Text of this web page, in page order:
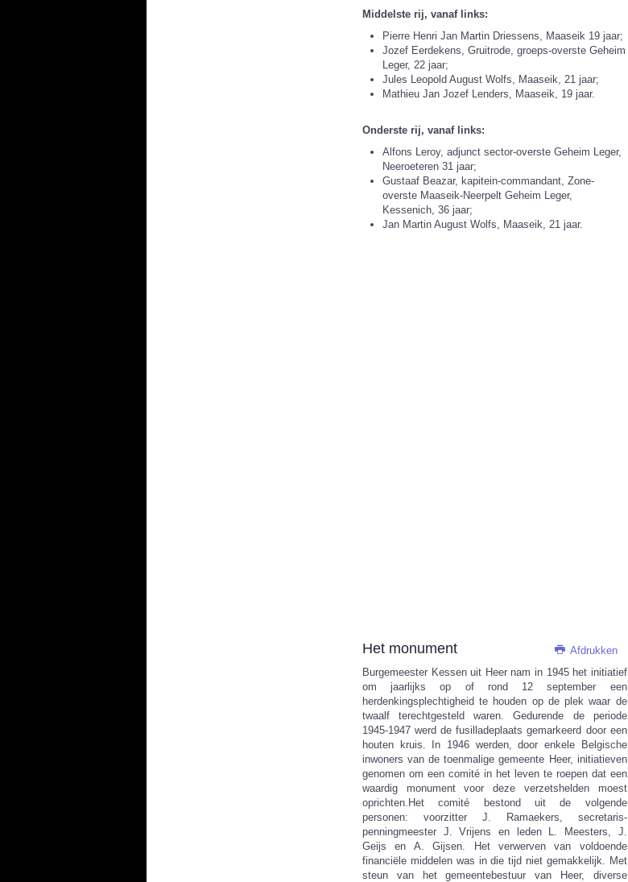
Middelste rij, vanaf links:
Pierre Henri Jan Martin Driessens, Maaseik 19 jaar;
Jozef Eerdekens, Gruitrode, groeps-overste Geheim
Leger, 22 jaar;
Jules Leopold August Wolfs, Maaseik, 21 jaar;
Mathieu Jan Jozef Lenders, Maaseik, 19 jaar.
Onderste rij, vanaf links:
Alfons Leroy, adjunct sector-overste Geheim Leger,
Neeroeteren 31 jaar;
Gustaaf Beazar, kapitein-commandant, Zone-
overste Maaseik-Neerpelt Geheim Leger,
Kessenich, 36 jaar;
Jan Martin August Wolfs, Maaseik, 21 jaar.
Afdrukken
Het monument
Burgemeester Kessen uit Heer nam in 1945 het initiatief
om jaarlijks op of rond 12 september een
herdenkingsplechtigheid te houden op de plek waar de
twaalf terechtgesteld waren. Gedurende de periode
1945-1947 werd de fusilladeplaats gemarkeerd door een
houten kruis. In 1946 werden, door enkele Belgische
inwoners van de toenmalige gemeente Heer, initiatieven
genomen om een comité in het leven te roepen dat een
waardig monument voor deze verzetshelden moest
oprichten.Het comité bestond uit de volgende
personen: voorzitter J. Ramaekers, secretaris-
penningmeester J. Vrijens en leden L. Meesters, J.
Geijs en A. Gijsen. Het verwerven van voldoende
financiële middelen was in die tijd niet gemakkelijk. Met
steun van het gemeentebestuur van Heer, diverse